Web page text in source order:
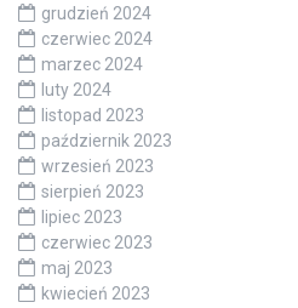
grudzień 2024
czerwiec 2024
marzec 2024
luty 2024
listopad 2023
październik 2023
wrzesień 2023
sierpień 2023
lipiec 2023
czerwiec 2023
maj 2023
kwiecień 2023